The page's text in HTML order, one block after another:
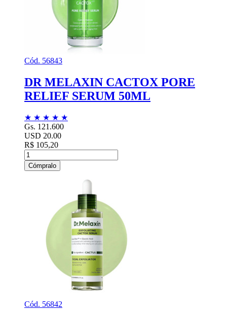
Cód. 56843
DR MELAXIN CACTOX PORE
RELIEF SERUM 50ML
★ ★ ★ ★ ★
Gs. 121.600
USD 20.00
R$ 105,20
Cómpralo
Cód. 56842